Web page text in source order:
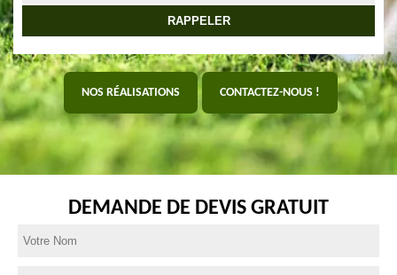
NOS RÉALISATIONS CONTACTEZ-NOUS !
DEMANDE DE DEVIS GRATUIT